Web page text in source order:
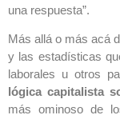
una respuesta”.
Más allá o más acá
y las estadísticas
laborales u otros
lógica capitalista
más ominoso de